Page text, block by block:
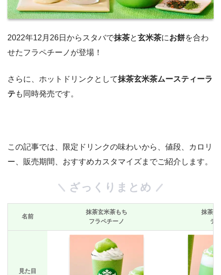
2022年12月26日からスタバで抹茶と玄米茶にお餅を合わ
せたフラペチーノが登場！
さらに、ホットドリンクとして抹茶玄米茶ムースティーラ
テも同時発売です。
この記事では、限定ドリンクの味わいから、値段、カロリ
ー、販売期間、おすすめカスタマイズまでご紹介します。
ざっくりまとめ
名前
抹茶玄米茶もち
フラペチーノ
抹茶玄
テ
見た目